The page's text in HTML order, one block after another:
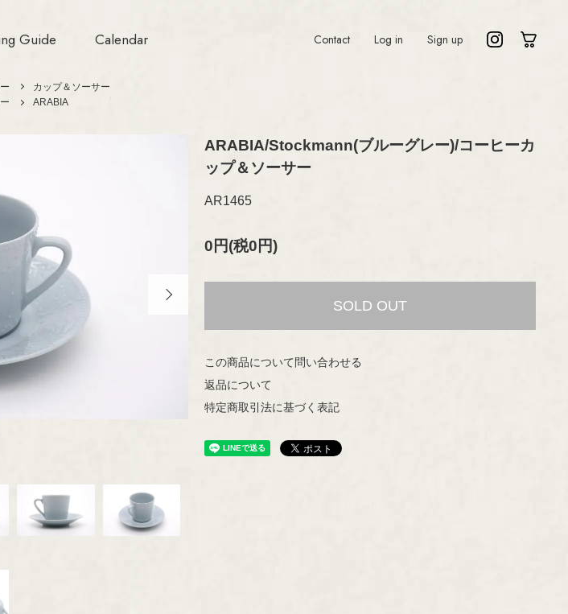
Ekeby
）
Lasi
Aino/Alvar Aalto
Heljä Liukko-Sundström
Jens H.Quistgaard
Sylvia Leuchovius
Tapio Wirkkala
Ulla Procopé
Guide Calendar Contact Log in Sign up
カップ＆ソーサー
ARABIA
ARABIA/Stockmann(ブルーグレー)/コーヒーカ
ップ＆ソーサー
AR1465
0円(税0円)
SOLD OUT
この商品について問い合わせる
返品について
特定商取引法に基づく表記